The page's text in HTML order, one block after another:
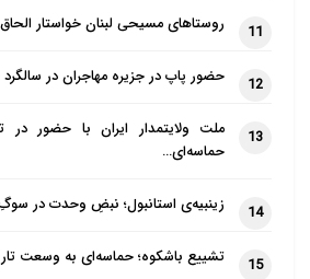
11 روستاهای مسیحی لبنان خواستار
12 حضور پاپ در جزیره مهاجران در سالگرد
13
ملت ولایتمدار ایران با حضور در
حماسه‌ای…
14 زینبیه‌ی استانبول؛ نبضِ وحدت در
15 تشییع باشکوه؛ حماسه‌ای به وسعت